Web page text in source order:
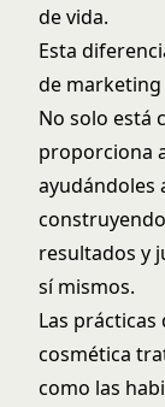
de vida.
Esta
de
No solo está
proporciona
ayudándoles
resultados y
sí mismos.
Las
cosmética
como las